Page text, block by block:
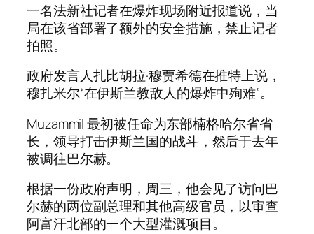
一名法新社记者在爆炸现场附近报道说，当
局在该省部署了额外的安全措施，禁止记者
拍照。
政府发言人扎比胡拉·穆贾希德在推特上说，
穆扎米尔“在伊斯兰教敌人的爆炸中殉难”。
Muzammil 最初被任命为东部楠格哈尔省省
长，领导打击伊斯兰国的战斗，然后于去年
被调往巴尔赫。
根据一份政府声明，周三，他会见了访问巴
尔赫的两位副总理和其他高级官员，以审查
阿富汗北部的一个大型灌溉项目。